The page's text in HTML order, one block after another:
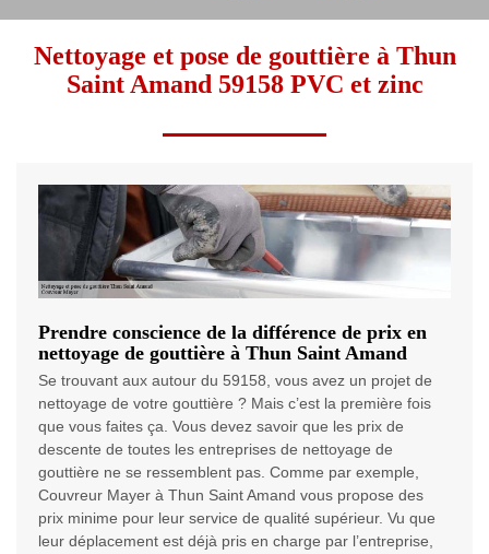
Nettoyage et pose de gouttière à Thun
Saint Amand 59158 PVC et zinc
Prendre conscience de la différence de prix en
nettoyage de gouttière à Thun Saint Amand
Se trouvant aux autour du 59158, vous avez un projet de
nettoyage de votre gouttière ? Mais c’est la première fois
que vous faites ça. Vous devez savoir que les prix de
descente de toutes les entreprises de nettoyage de
gouttière ne se ressemblent pas. Comme par exemple,
Couvreur Mayer à Thun Saint Amand vous propose des
prix minime pour leur service de qualité supérieur. Vu que
leur déplacement est déjà pris en charge par l’entreprise,